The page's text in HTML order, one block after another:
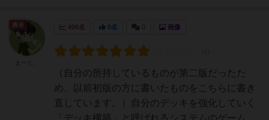
406名 0名 画像
（自分の所持しているものが第二版だったた
め、以前初版の方に書いたものをこちらに書き
直しています。）自分のデッキを強化していく
「デッキ構築」と呼ばれるシステムのゲーム